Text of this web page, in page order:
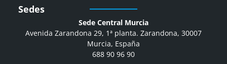
Sedes
Sede Central Murcia
Avenida Zarandona 29, 1ª planta. Zarandona, 30007
Murcia, España
688 90 96 90